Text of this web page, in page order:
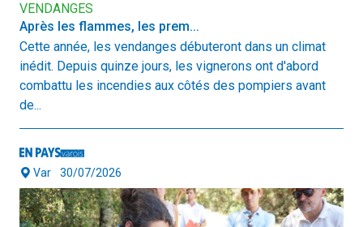
VENDANGES
Après les flammes, les prem...
Cette année, les vendanges débuteront dans un climat
inédit. Depuis quinze jours, les vignerons ont d'abord
combattu les incendies aux côtés des pompiers avant
de...
Var 30/07/2026